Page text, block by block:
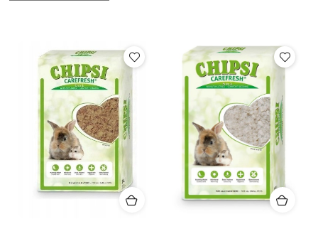
sortowanie:
według